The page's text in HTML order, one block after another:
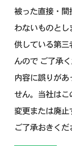
被った直接・間
わないものと
供している第三
んので ご了承
内容に誤りが
せん。当社は
変更または廃
ご了承おきくだ